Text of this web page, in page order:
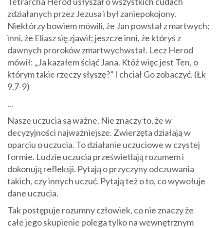
zdziałanych przez Jezusa i był zaniepokojony.
Niektórzy bowiem mówili, że Jan powstał z martwych;
inni, że Eliasz się zjawił; jeszcze inni, że któryś z
dawnych proroków zmartwychwstał. Lecz Herod
mówił: „Ja kazałem ściąć Jana. Któż więc jest Ten, o
którym takie rzeczy słyszę?” I chciał Go zobaczyć. (Łk
9,7-9)
...
Nasze uczucia są ważne. Nie znaczy to, że w
decyzyjności najważniejsze. Zwierzęta działają w
oparciu o uczucia. To działanie uczuciowe w czystej
formie. Ludzie uczucia prześwietlają rozumem i
dokonują refleksji. Pytają o przyczyny odczuwania
takich, czy innych uczuć. Pytają też o to, co wywołuje
dane uczucia.
Tak postępuje rozumny człowiek, co nie znaczy że
całe jego skupienie polega tylko na wewnętrznym